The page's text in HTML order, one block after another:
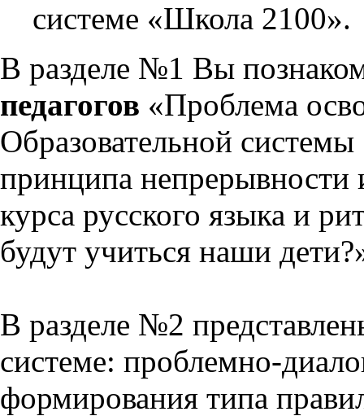
системе «Школа 2100».
В разделе №1 Вы
педагогов «Проблема
Образовательной
принципа непрерывности
курса русского языка и
будут учиться наши
В разделе №2
системе: проблемно-
формирования типа